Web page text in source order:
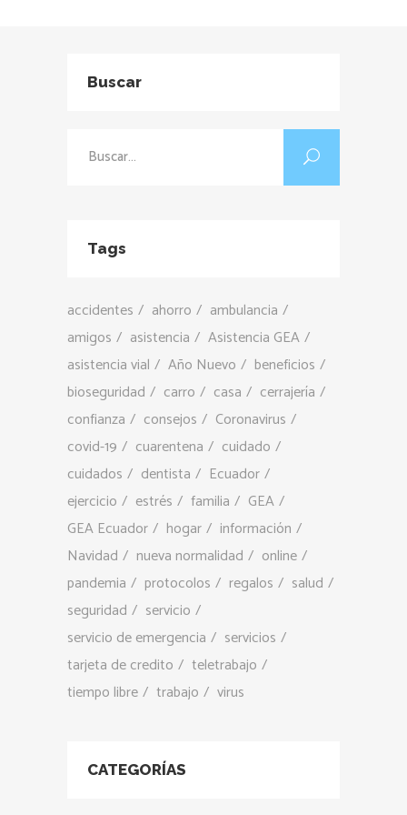
Buscar
Tags
accidentes ahorro
ambulancia
amigos
asistencia
Asistencia GEA
asistencia vial
Año Nuevo
beneficios
bioseguridad
carro casa
cerrajería
confianza
consejos
Coronavirus
covid-19
cuarentena
cuidado
cuidados
dentista
Ecuador
ejercicio
estrés familia
GEA
GEA Ecuador
hogar
información
Navidad
nueva normalidad
online
pandemia
protocolos regalos
salud
seguridad
servicio
servicio de emergencia
servicios
tarjeta de credito
teletrabajo
tiempo libre
trabajo virus
CATEGORÍAS